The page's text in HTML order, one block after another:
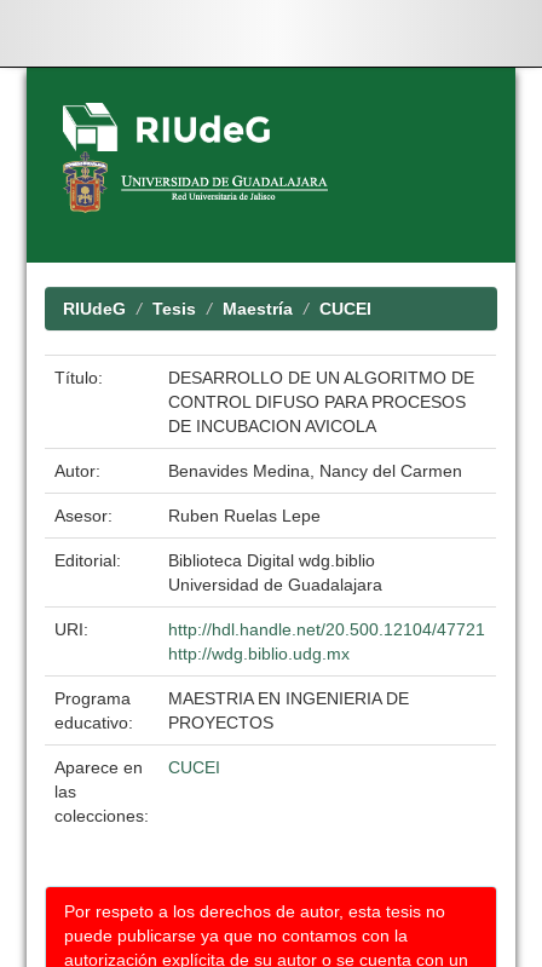
Skip
navigation
RIUdeG Tesis Maestría CUCEI
Título:
DESARROLLO DE UN ALGORITMO DE
CONTROL DIFUSO PARA PROCESOS
DE INCUBACION AVICOLA
Autor: Benavides Medina, Nancy del Carmen
Asesor: Ruben Ruelas Lepe
Editorial:
Biblioteca Digital wdg.biblio
Universidad de Guadalajara
URI:
http://hdl.handle.net/20.500.12104/47721
http://wdg.biblio.udg.mx
Programa
educativo:
MAESTRIA EN INGENIERIA DE
PROYECTOS
Aparece en
las
colecciones:
CUCEI
Por respeto a los derechos de autor, esta tesis no
puede publicarse ya que no contamos con la
autorización explícita de su autor o se cuenta con un